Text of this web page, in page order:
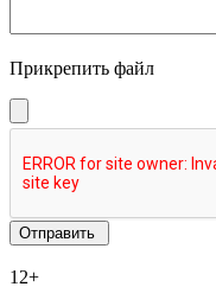
Прикрепить файл
12+